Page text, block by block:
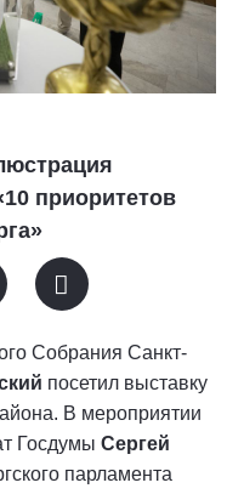
приоритетов
Собрания Санкт-
посетил выставку
В мероприятии
Госдумы Сергей
парламента